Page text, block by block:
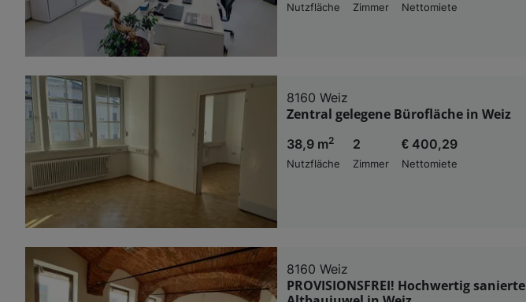
Nutzfläche
Zimmer Nettomiete
8160 Weiz
Zentral gelegene Bürofläche in Weiz
38,9 m2
Nutzfläche
2
Zimmer
€ 400,29
Nettomiete
8160 Weiz
PROVISIONSFREI! Hochwertig